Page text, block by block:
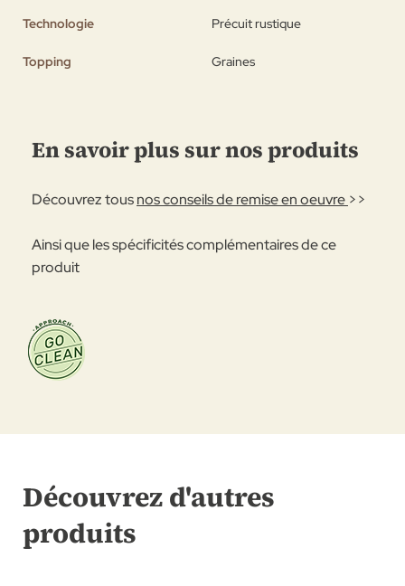
Technologie Précuit rustique
Topping Graines
En savoir plus sur nos produits
Découvrez tousnos conseils de remise en oeuvre >>
Ainsi que les spécificités complémentaires de ce
produit
Découvrez d'autres
produits